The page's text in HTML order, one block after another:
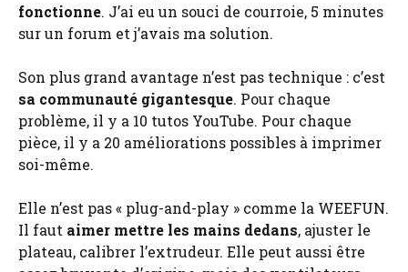
fonctionne. J’ai eu un souci de courroie, 5 minutes
sur un forum et j’avais ma solution.
Son plus grand avantage n’est pas technique : c’est
sa communauté gigantesque. Pour chaque
problème, il y a 10 tutos YouTube. Pour chaque
pièce, il y a 20 améliorations possibles à imprimer
soi-même.
Elle n’est pas « plug-and-play » comme la WEEFUN.
Il faut aimer mettre les mains dedans, ajuster le
plateau, calibrer l’extrudeur. Elle peut aussi être